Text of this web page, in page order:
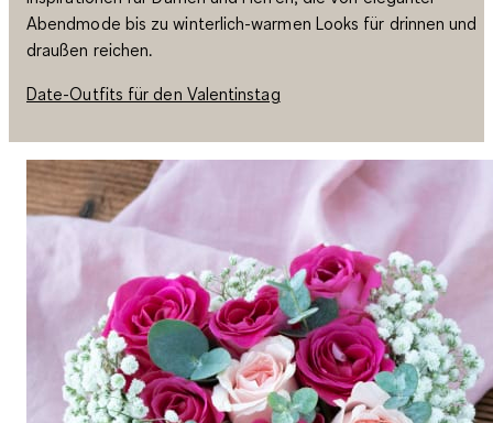
Abendmode bis zu winterlich-warmen Looks für drinnen und
draußen reichen.
Date-Outfits für den Valentinstag